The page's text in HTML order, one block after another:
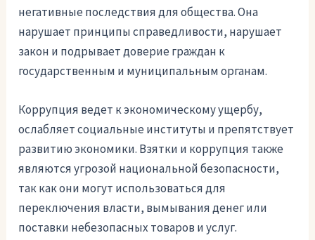
негативные последствия для общества. Она
нарушает принципы справедливости, нарушает
закон и подрывает доверие граждан к
государственным и муниципальным органам.
Коррупция ведет к экономическому ущербу,
ослабляет социальные институты и препятствует
развитию экономики. Взятки и коррупция также
являются угрозой национальной безопасности,
так как они могут использоваться для
переключения власти, вымывания денег или
поставки небезопасных товаров и услуг.